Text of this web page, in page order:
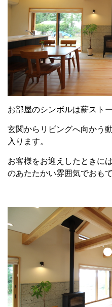
お部屋のシンボルは薪スト
玄関からリビングへ向かう
入ります。
お客様をお迎えしたときに